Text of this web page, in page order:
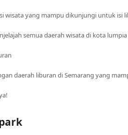
wisata yang mampu dikunjungi untuk isi
semua daerah wisata di kota
daerah liburan di Semarang yang